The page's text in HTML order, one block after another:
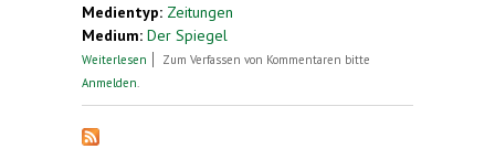
Medientyp: Zeitungen
Medium: Der Spiegel
Weiterlesen über Europa in der Burn-out-Klinik
Zum Verfassen von Kommentaren bitte
Anmelden